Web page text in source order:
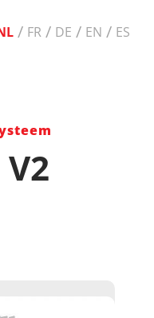
/ FR / DE / EN / ES